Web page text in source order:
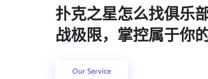
扑克之星怎么找俱乐
战极限，掌控属于你
Our Service